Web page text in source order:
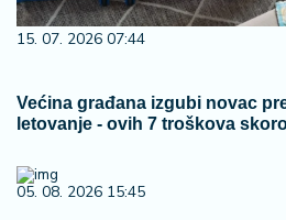
15. 07. 2026 07:44
Većina građana izgubi novac
letovanje - ovih 7 troškova
05. 08. 2026 15:45